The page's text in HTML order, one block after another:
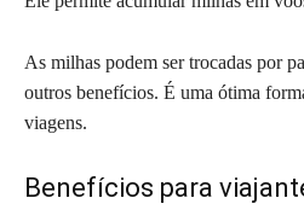
As milhas podem ser trocadas por
outros benefícios. É uma ótima
viagens.
Benefícios para